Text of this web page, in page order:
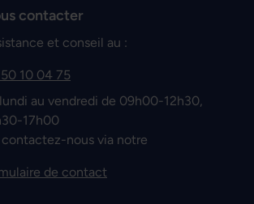
contacter
et conseil au :
10 04 75
au vendredi de 09h00-12h30,
17h00
contactez-nous via notre
de contact